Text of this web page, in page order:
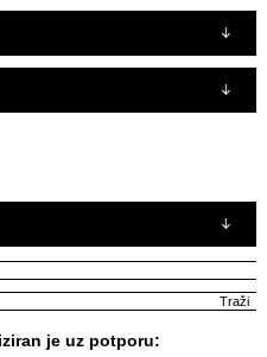
je uz potporu: